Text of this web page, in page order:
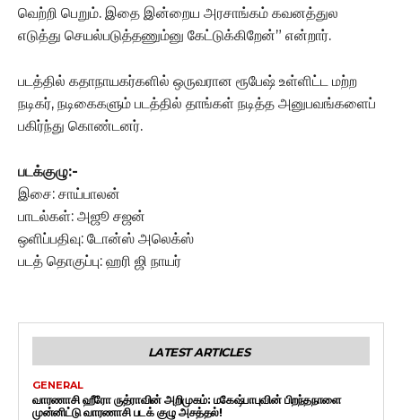
வெற்றி பெறும். இதை இன்றைய அரசாங்கம் கவனத்துல
எடுத்து செயல்படுத்தணும்னு கேட்டுக்கிறேன்” என்றார்.
படத்தில் கதாநாயகர்களில் ஒருவரான ரூபேஷ் உள்ளிட்ட மற்ற
நடிகர், நடிகைகளும் படத்தில் தாங்கள் நடித்த அனுபவங்களைப்
பகிர்ந்து கொண்டனர்.
படக்குழு:-
இசை: சாய்பாலன்
பாடல்கள்: அஜூ சஜன்
ஒளிப்பதிவு: டோன்ஸ் அலெக்ஸ்
படத் தொகுப்பு: ஹரி ஜி நாயர்
LATEST ARTICLES
GENERAL
வாரணாசி ஹீரோ ருத்ராவின் அறிமுகம்: மகேஷ்பாபுவின் பிறந்தநாளை
முன்னிட்டு வாரணாசி படக் குழு அசத்தல்!